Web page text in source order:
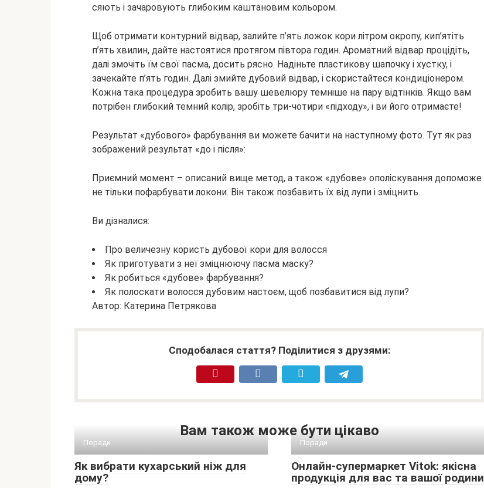
сяють і зачаровують глибоким каштановим кольором.
Щоб отримати контурний відвар, залийте п’ять ложок кори літром окропу, кип’ятіть
п’ять хвилин, дайте настоятися протягом півтора годин. Ароматний відвар процідіть,
далі змочіть їм свої пасма, досить рясно. Надіньте пластикову шапочку і хустку, і
зачекайте п’ять годин. Далі змийте дубовий відвар, і скористайтеся кондиціонером.
Кожна така процедура зробить вашу шевелюру темніше на пару відтінків. Якщо вам
потрібен глибокий темний колір, зробіть три-чотири «підходу», і ви його отримаєте!
Результат «дубового» фарбування ви можете бачити на наступному фото. Тут як раз
зображений результат «до і після»:
Приємний момент – описаний вище метод, а також «дубове» ополіскування допоможе
не тільки пофарбувати локони. Він також позбавить їх від лупи і зміцнить.
Ви дізналися:
Про величезну користь дубової кори для волосся
Як приготувати з неї зміцнюючу пасма маску?
Як робиться «дубове» фарбування?
Як полоскати волосся дубовим настоєм, щоб позбавитися від лупи?
Автор: Катерина Петрякова
Сподобалася стаття? Поділитися з друзями:
Вам також може бути цікаво
Поради
Як вибрати кухарський ніж для
дому?
Поради
Онлайн-супермаркет Vitok: якісна
продукція для вас та вашої родини